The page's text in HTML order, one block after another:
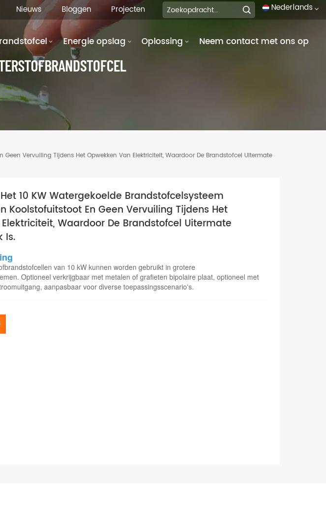
Nederlands
español
Nieuws Bloggen Projecten
Energie opslag Oplossing Neem contact met ons op
Vervuiling Tijdens Het Opwekken Van Elektriciteit, Waardoor De Brandstofcel Uitermate
Het 10 KW Watergekoelde Brandstofcelsysteem
Koolstofuitstoot En Geen Vervuiling Tijdens Het
Waardoor De Brandstofcel Uitermate
Is.
van 10 kW kunnen worden gebruikt in grotere
Optioneel verkrijgbaar met metalen of grafieten bipolaire plaat, optioneel met
aanpasbaar voor diverse toepassingsscenario's.